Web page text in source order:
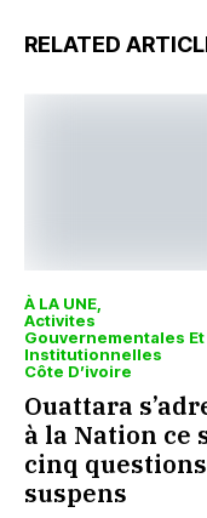
RELATED
À LA UNE
Activites
Gouvernementales Et
Institutionnelles
Côte D’ivoire
Ouattara
à la Nation ce
cinq
suspens